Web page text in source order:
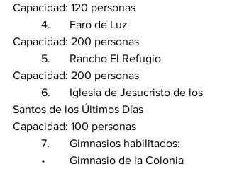
Capacidad: 120 personas
	4.	Faro de Luz
Capacidad: 200 personas
	5.	Rancho El Refugio
Capacidad: 200 personas
Santos de los Últimos Días
Capacidad: 100 personas
	7.	Gimnasios habilitados: